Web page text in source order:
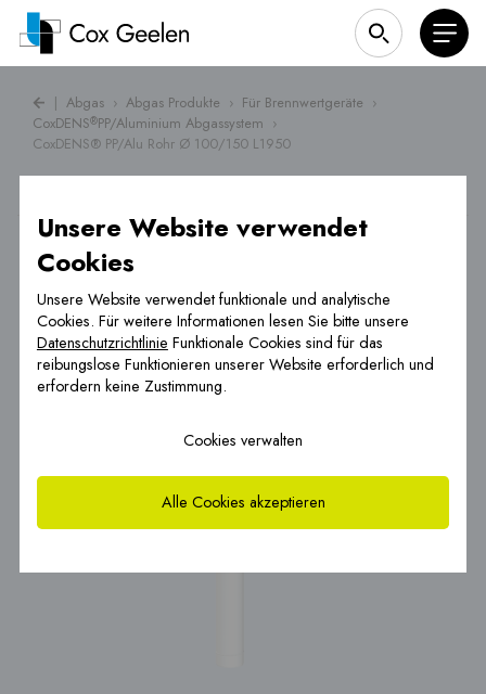
| Abgas › Abgas Produkte › Für Brennwertgeräte ›
CoxDENS®PP/Aluminium Abgassystem ›
CoxDENS® PP/Alu Rohr Ø 100/150 L1950
Unsere Website verwendet
Cookies
Unsere Website verwendet funktionale und analytische
Cookies. Für weitere Informationen lesen Sie bitte unsere
Datenschutzrichtlinie Funktionale Cookies sind für das
reibungslose Funktionieren unserer Website erforderlich und
erfordern keine Zustimmung.
Cookies verwalten
Alle Cookies akzeptieren